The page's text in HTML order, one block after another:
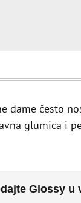
dame često
glumica i
Glossy u